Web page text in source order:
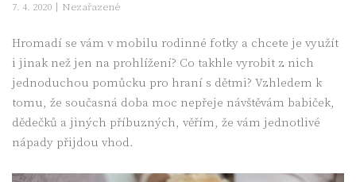
7. 4. 2020 Nezařazené
Hromadí se vám v mobilu rodinné fotky a chcete je využít
i jinak než jen na prohlížení? Co takhle vyrobit z nich
jednoduchou pomůcku pro hraní s dětmi? Vzhledem k
tomu, že současná doba moc nepřeje návštěvám babiček,
dědečků a jiných příbuzných, věřím, že vám jednotlivé
nápady přijdou vhod.